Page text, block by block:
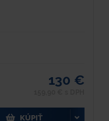
130 €
KÚPIŤ